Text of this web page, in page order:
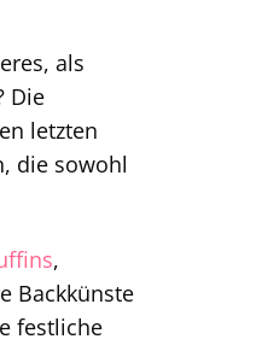
als
Die
letzten
die sowohl
,
Backkünste
festliche